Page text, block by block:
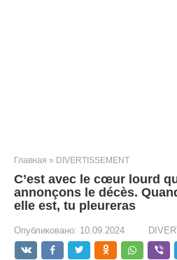
Главная » DIVERTISSEMENT
C’est avec le cœur lourd
annonçons le décès.
elle est, tu pleureras
Опубликовано: 10.09.2024